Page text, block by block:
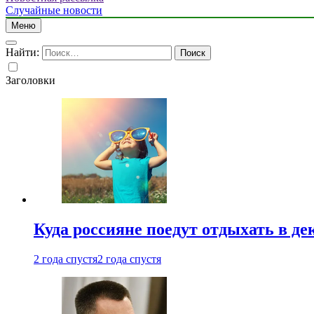
Случайные новости
Меню
Найти:
Заголовки
Куда россияне поедут отдыхать в
2 года спустя2 года спустя